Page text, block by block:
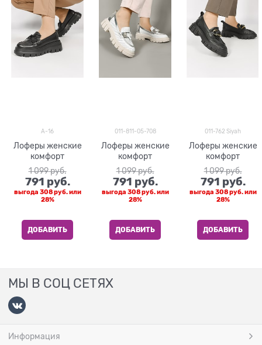
A-16
Лоферы женские
комфорт
1 099 руб.
791 руб.
выгода 308 руб.или
28%
ДОБАВИТЬ
011-811-05-708
Лоферы женские
комфорт
1 099 руб.
791 руб.
выгода 308 руб.или
28%
ДОБАВИТЬ
011-762 Siyah
Лоферы женские
комфорт
1 099 руб.
791 руб.
выгода 308 руб.или
28%
ДОБАВИТЬ
МЫ В СОЦ СЕТЯХ
Информация